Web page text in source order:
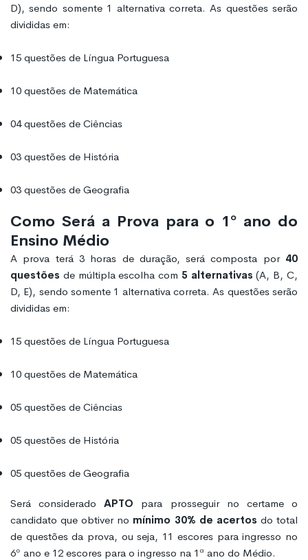
D), sendo somente 1 alternativa correta. As questões serão
divididas em:
15 questões de Língua Portuguesa
10 questões de Matemática
04 questões de Ciências
03 questões de História
03 questões de Geografia
Como Será a Prova para o 1º ano do
Ensino Médio
A prova terá 3 horas de duração, será composta por 40
questões de múltipla escolha com 5 alternativas (A, B, C,
D, E), sendo somente 1 alternativa correta. As questões serão
divididas em:
15 questões de Língua Portuguesa
10 questões de Matemática
05 questões de Ciências
05 questões de História
05 questões de Geografia
Será consideradoAPTO para prosseguir no certame o
candidato que obtiver no mínimo 30% de acertos do total
de questões da prova, ou seja, 11 escores para ingresso no
6º ano e 12 escores para o ingresso na 1ª ano do Médio.